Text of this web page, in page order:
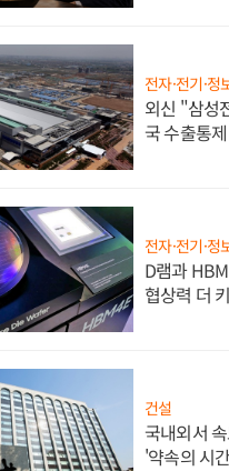
전자·전기·정
외신 "삼성
국 수출통
전자·전기·정
D램과
협상력 더
건설
국내외서
'약속의 시